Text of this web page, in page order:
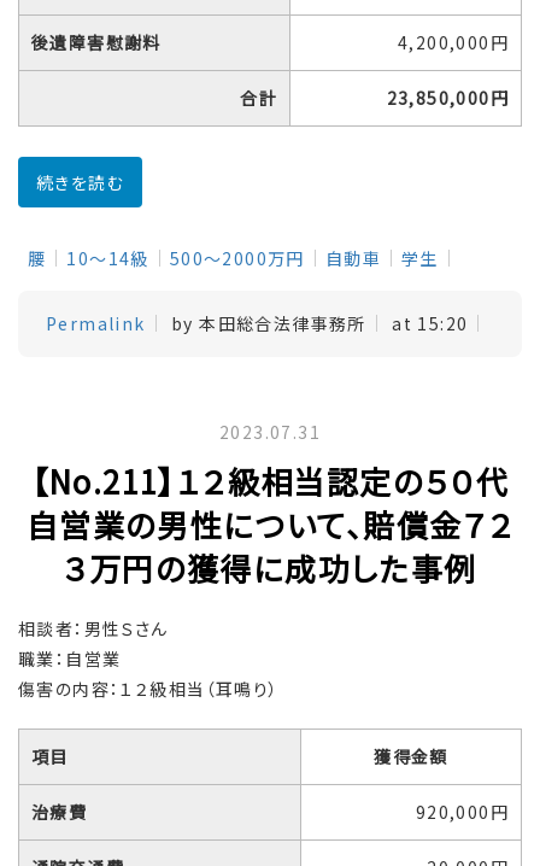
後遺障害慰謝料 4,200,000円
合計 23,850,000円
続きを読む
腰 10～14級 500～2000万円 自動車 学生
Permalink by 本田総合法律事務所 at 15:20
2023.07.31
【No.211】１２級相当認定の５０代
自営業の男性について、賠償金７２
３万円の獲得に成功した事例
相談者：男性Ｓさん
職業：自営業
傷害の内容：１２級相当（耳鳴り）
項目 獲得金額
治療費 920,000円